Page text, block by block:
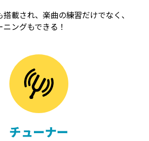
載され、楽曲の練習だけでなく、
ングもできる！
チューナー